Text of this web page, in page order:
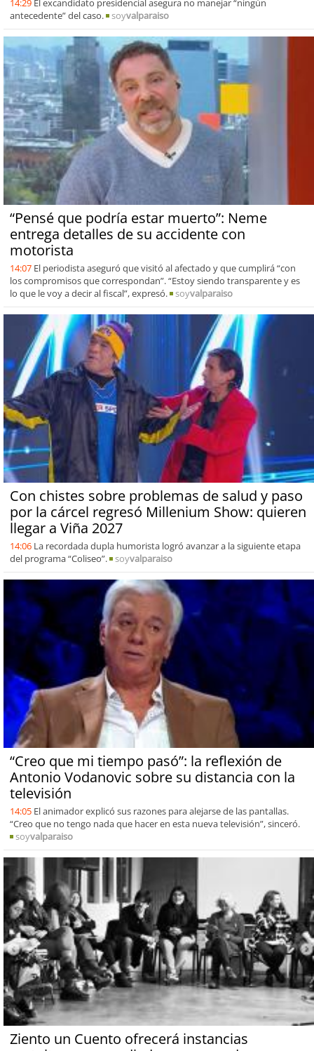
14:29 El excandidato presidencial asegura no manejar “ningún
antecedente” del caso.
soyvalparaiso
“Pensé que podría estar muerto”: Neme
entrega detalles de su accidente con
motorista
14:07 El periodista aseguró que visitó al afectado y que cumplirá “con
los compromisos que correspondan”. “Estoy siendo transparente y es
lo que le voy a decir al fiscal”, expresó.
soyvalparaiso
Con chistes sobre problemas de salud y paso
por la cárcel regresó Millenium Show: quieren
llegar a Viña 2027
14:06 La recordada dupla humorista logró avanzar a la siguiente etapa
del programa “Coliseo”.
soyvalparaiso
“Creo que mi tiempo pasó”: la reflexión de
Antonio Vodanovic sobre su distancia con la
televisión
14:05 El animador explicó sus razones para alejarse de las pantallas.
“Creo que no tengo nada que hacer en esta nueva televisión”, sinceró.
soyvalparaiso
Ziento un Cuento ofrecerá instancias